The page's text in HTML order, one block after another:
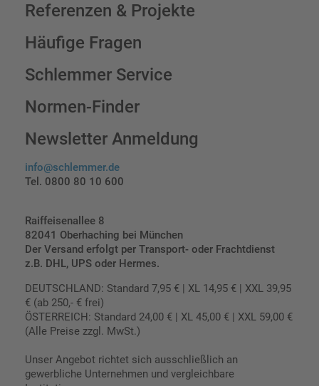
Referenzen & Projekte
Häufige Fragen
Schlemmer Service
Normen-Finder
Newsletter Anmeldung
info@schlemmer.de
Tel. 0800 80 10 600
Raiffeisenallee 8
82041 Oberhaching bei München
Der Versand erfolgt per Transport- oder Frachtdienst
z.B. DHL, UPS oder Hermes.
DEUTSCHLAND: Standard 7,95 € | XL 14,95 € | XXL 39,95
€ (ab 250,- € frei)
ÖSTERREICH: Standard 24,00 € | XL 45,00 € | XXL 59,00 €
(Alle Preise zzgl. MwSt.)
Unser Angebot richtet sich ausschließlich an
gewerbliche Unternehmen und vergleichbare